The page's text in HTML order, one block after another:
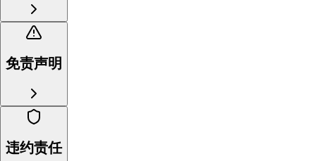
免责声明
违约责任